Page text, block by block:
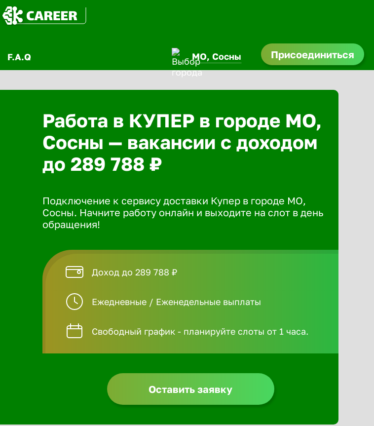
F.A.Q МО, Сосны Присоединиться
Работа в КУПЕР в городе МО,
Сосны — вакансии с доходом
до 289 788 ₽
Подключение к сервису доставки Купер в городе МО,
Сосны. Начните работу онлайн и выходите на слот в день
обращения!
Доход до 289 788 ₽
Ежедневные / Еженедельные выплаты
Свободный график - планируйте слоты от 1 часа.
Оставить заявку